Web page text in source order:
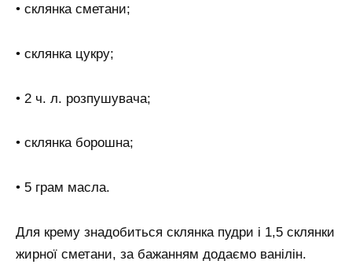
• склянка сметани;
• склянка цукру;
• 2 ч. л. розпушувача;
• склянка борошна;
• 5 грам масла.
Для крему знадобиться склянка пудри і 1,5 склянки
жирної сметани, за бажанням додаємо ванілін.